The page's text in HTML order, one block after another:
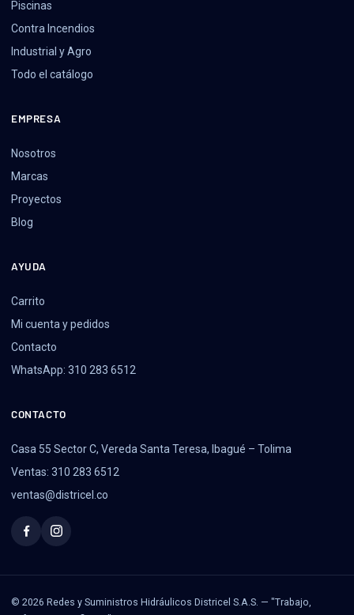
Piscinas
Contra Incendios
Industrial y Agro
Todo el catálogo
EMPRESA
Nosotros
Marcas
Proyectos
Blog
AYUDA
Carrito
Mi cuenta y pedidos
Contacto
WhatsApp: 310 283 6512
CONTACTO
Casa 55 Sector C, Vereda Santa Teresa, Ibagué – Tolima
Ventas: 310 283 6512
ventas@districel.co
© 2026 Redes y Suministros Hidráulicos Districel S.A.S. — "Trabajo,